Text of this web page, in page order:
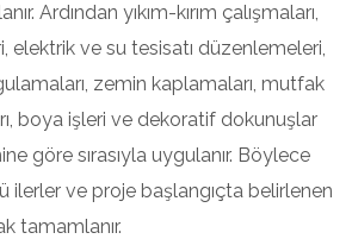
Ardından yıkım-kırım çalışmaları,
elektrik ve su tesisatı düzenlemeleri,
zemin kaplamaları, mutfak
boya işleri ve dekoratif dokunuşlar
göre sırasıyla uygulanır. Böylece
ilerler ve proje başlangıçta belirlenen
tamamlanır.